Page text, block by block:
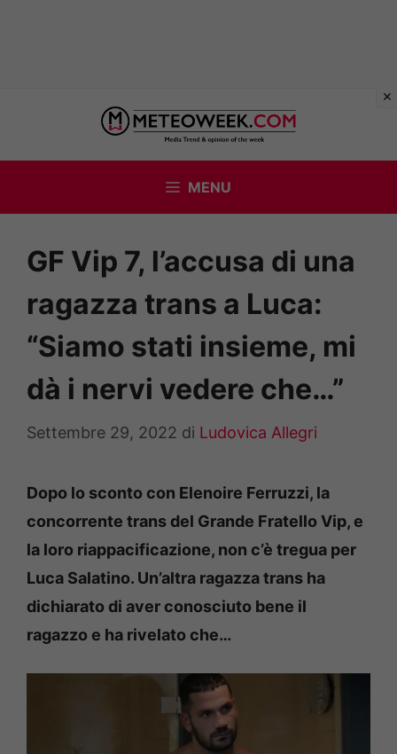
contenuto
MENU
GF Vip 7, l’accusa di una
ragazza trans a Luca:
“Siamo stati insieme, mi
dà i nervi vedere che…”
Settembre 29, 2022 di Ludovica Allegri
Dopo lo sconto con Elenoire Ferruzzi, la
concorrente trans del Grande Fratello Vip, e
la loro riappacificazione, non c’è tregua per
Luca Salatino. Un’altra ragazza trans ha
dichiarato di aver conosciuto bene il
ragazzo e ha rivelato che…